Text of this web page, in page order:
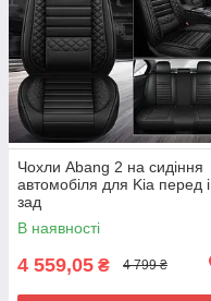
Чохли Abang 2 на сидіння
автомобіля для Kia перед і
зад
В наявності
4 559,05 ₴ 4 799 ₴